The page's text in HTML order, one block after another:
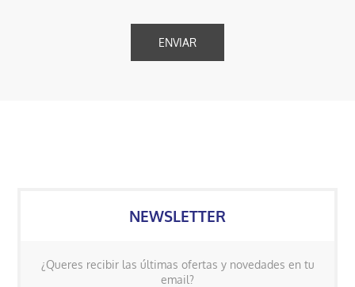
NEWSLETTER
¿Queres recibir las últimas ofertas y novedades en tu
email?